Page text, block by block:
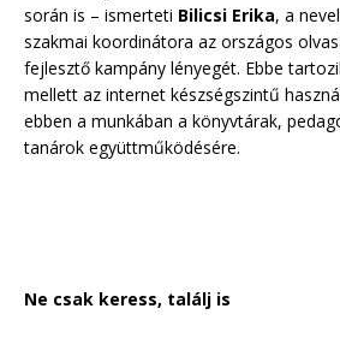
során is – ismerteti Bilicsi Erika, a
szakmai koordinátora az országos
fejlesztő kampány lényegét. Ebbe
mellett az internet készségszintű
ebben a munkában a könyvtárak,
tanárok együttműködésére.
Ne csak keress, találj is